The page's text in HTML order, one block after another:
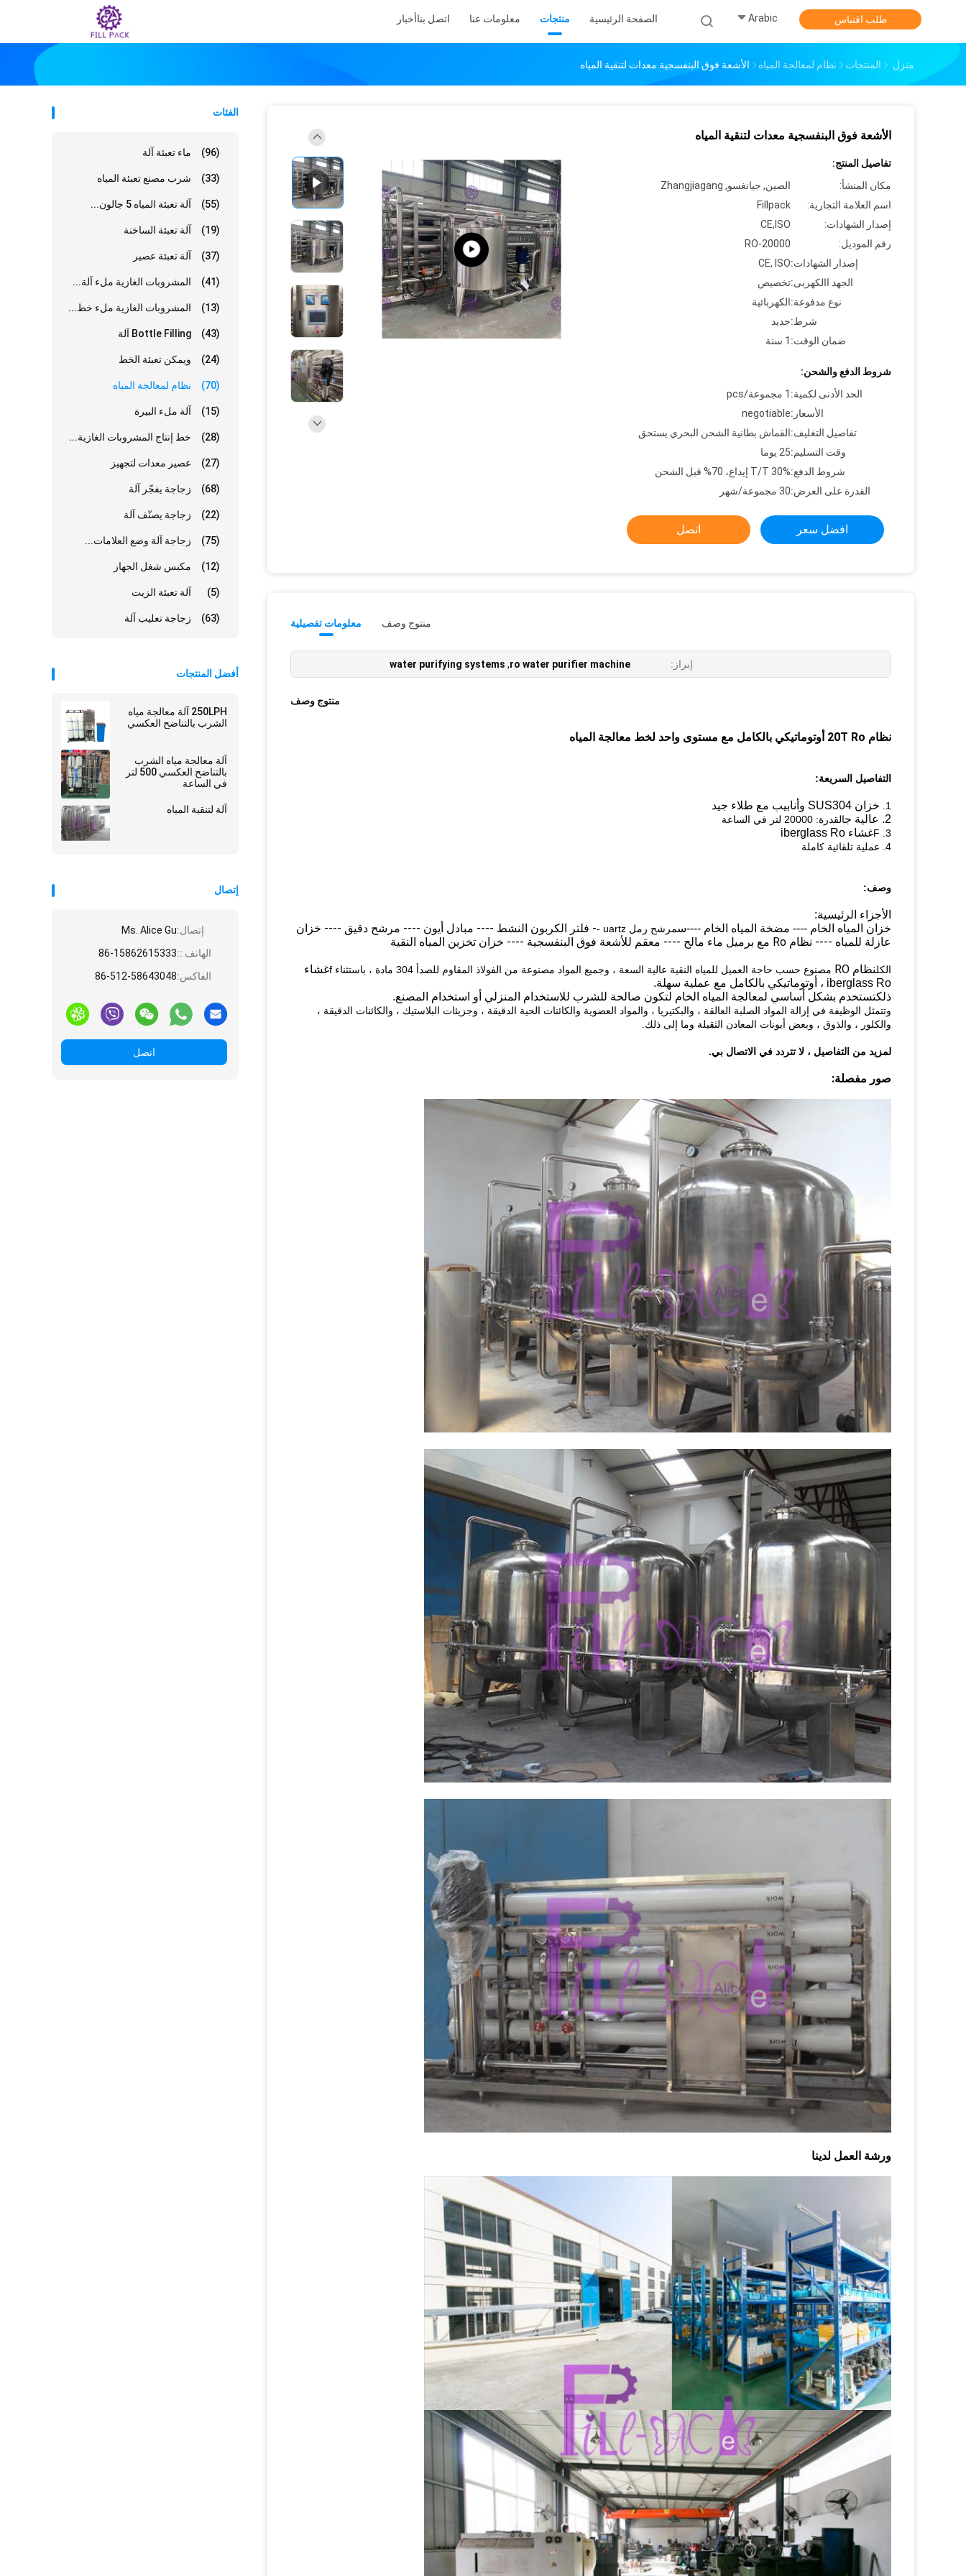
الصفحة الرئيسية منتجات معلومات عنا اتصل بناأخبار Arabic طلب اقتباس
منزل المنتجات نظام لمعالجة المياه الأشعة فوق البنفسجية معدات لتنقية المياه
الفئات
ماء تعبئة آلة (96)
شرب مصنع تعبئة المياه (33)
آلة تعبئة المياه 5 جالون... (55)
آلة تعبئة الساخنة (19)
آلة تعبئة عصير (37)
المشروبات الغازية ملء آلة... (41)
المشروبات الغازية ملء خط... (13)
Bottle Filling آلة (43)
ويمكن تعبئة الخط (24)
نظام لمعالجة المياه (70)
آلة ملء البيرة (15)
خط إنتاج المشروبات الغازية... (28)
عصير معدات لتجهيز (27)
زجاجة يفجّر آلة (68)
زجاجة يصنّف آلة (22)
زجاجة آلة وضع العلامات... (75)
مكبس شغل الجهاز (12)
آلة تعبئة الزيت (5)
زجاجة تعليب آلة (63)
أفضل المنتجات
250LPH آلة معالجة مياه
الشرب بالتناضح العكسي
آلة معالجة مياه الشرب
بالتناضح العكسي 500 لتر
في الساعة
آلة لتنقية المياه
إتصال
إتصال:Ms. Alice Gu
الهاتف ::86-15862615333
الفاكس:86-512-58643048
اتصل
الأشعة فوق البنفسجية معدات لتنقية المياه
تفاصيل المنتج:
مكان المنشأ:
الصين, جيانغسو, Zhangjiagang
اسم العلامة التجارية:
Fillpack
إصدار الشهادات:
CE,ISO
رقم الموديل:
RO-20000
إصدار الشهادات:CE, ISO
الجهد االكهربى:تخصيص
نوع مدفوعة:الكهربائية
شرط:جديد
ضمان الوقت: 1 سنة
شروط الدفع والشحن:
الحد الأدنى لكمية: 1 مجموعة/pcs
الأسعار:negotiable
تفاصيل التغليف:القماش بطانية الشحن البحري يستحق
وقت التسليم:25 يوما
شروط الدفع:30% T/T إيداع، 70% قبل الشحن
القدرة على العرض:30 مجموعة/شهر
افضل سعر اتصل
معلومات تفصيلية منتوج وصف
إبراز: ro water purifier machine
,
water purifying systems
منتوج وصف
نظام 20T Ro أوتوماتيكي بالكامل مع مستوى واحد لخط معالجة المياه
التفاصيل السريعة:
1.
خزان SUS304 وأنابيب مع طلاء جيد
2. عالية ج
القدرة: 20000 لتر في الساعة
3. F
غشاء iberglass Ro
4. عملية تلقائية كاملة
وصف:
الأجزاء الرئيسية:
خزان المياه الخام ---- مضخة المياه الخام ----سمرشح رمل uartz -
- فلتر الكربون النشط ---- مبادل أيون ---- مرشح دقيق ---- خزان
عازلة للمياه ---- نظام Ro مع برميل ماء مالح ---- معقم للأشعة فوق البنفسجية ---- خزان تخزين المياه النقية
الكلنظام RO مصنوع حسب حاجة العميل للمياه النقية عالية السعة ، وجميع المواد مصنوعة من الفولاذ المقاوم للصدأ 304 مادة ، باستثناء f
غشاء
iberglass Ro ، أوتوماتيكي بالكامل مع عملية سهلة.
ذلكتستخدم بشكل أساسي لمعالجة المياه الخام لتكون صالحة للشرب للاستخدام المنزلي أو استخدام المصنع.
وتتمثل الوظيفة في إزالة المواد الصلبة العالقة ، والبكتيريا ، والمواد العضوية والكائنات الحية الدقيقة ، وجزيئات البلاستيك ، والكائنات الدقيقة ،
والكلور ، والذوق ، وبعض أيونات المعادن الثقيلة وما إلى ذلك.
لمزيد من التفاصيل ، لا تتردد في الاتصال بي.
صور مفصلة:
ورشة العمل لدينا